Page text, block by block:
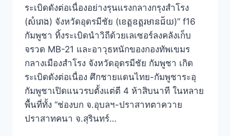
ระเบิดดังต่อเนื่องอย่างรุนแรงกลางกรุงสำโรง
(សំរោង) จังหวัดอุดรมีชัย (ខេត្តឧត្តរមានជ័យ)” f16
กัมพูชา ทิ้งระเบิดนำวิถีด้วยเลเซอร์ลงคลังเก็บ
จรวด MB-21 และอาวุธหนักของกองทัพเขมร
กลางเมืองสำโรง จังหวัดอุดรมีชัย กัมพูชา เกิด
ระเบิดดังต่อเนื่อง ศึกชายแดนไทย-กัมพูชาระอุ
กัมพูชาเปิดแนวรบตั้งแต่ตี 4 ห้าสิบนาที ในหลาย
พื้นที่ทั้ง “ช่องบก จ.อุบลฯ-ปราสาทตาควาย
ปราสาทคนา จ.สุรินทร์…